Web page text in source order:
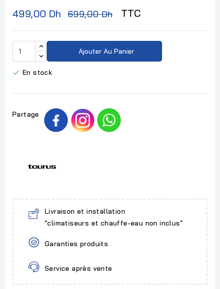
499,00 Dh 699,00 Dh TTC
Ajouter Au Panier
 En stock
Partage
Livraison et installation
"climatiseurs et chauffe-eau non inclus"
Garanties produits
Service après vente